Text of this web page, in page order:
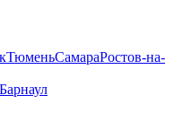
ТюменьСамараРостов-на-
Барнаул